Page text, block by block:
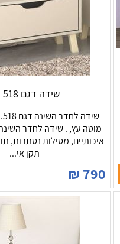
שידה דגם 518 רא
מוטה עץ, . שידה לחדר
איכותיים, מסילות נסתרות,
תקן אי...
790
₪